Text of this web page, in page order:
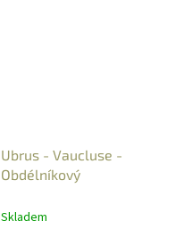
Ubrus - Vaucluse -
Obdélníkový
Skladem